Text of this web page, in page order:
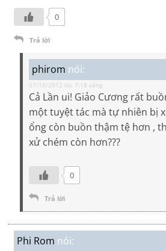
0
Trả lời
phirom nói:
07/10/2012 lúc 7:18 sáng
Cả Lần ui! Giảo Cương rất
một tuyệt tác mà tự nhiên bị
ổng còn buồn thậm tệ hơn ,
xử chém còn hơn???
0
Trả lời
Phi Rom nói: